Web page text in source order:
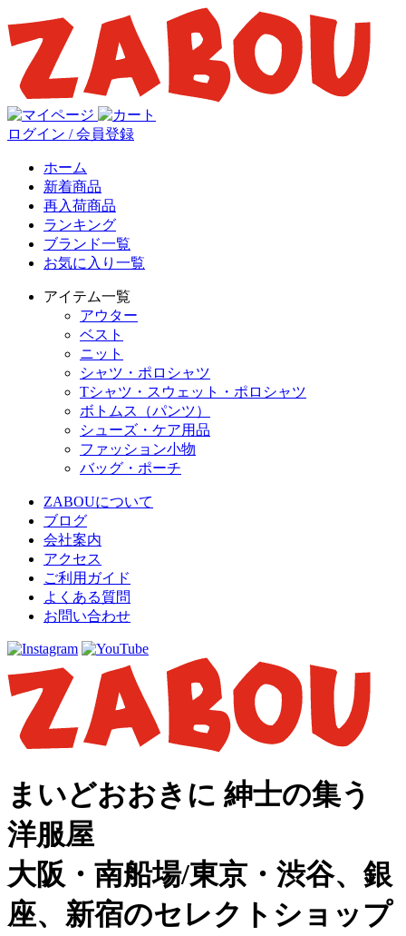
ログイン / 会員登録
ホーム
新着商品
再入荷商品
ランキング
ブランド一覧
お気に入り一覧
アイテム一覧
アウター
ベスト
ニット
シャツ・ポロシャツ
Tシャツ・スウェット・ポロシャツ
ボトムス（パンツ）
シューズ・ケア用品
ファッション小物
バッグ・ポーチ
ZABOUについて
ブログ
会社案内
アクセス
ご利用ガイド
よくある質問
お問い合わせ
まいどおおきに 紳士の集う
洋服屋
大阪・南船場/東京・渋谷、銀
座、新宿のセレクトショップ